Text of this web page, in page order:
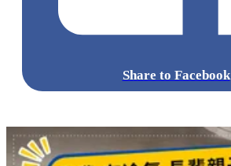
Share to Facebook